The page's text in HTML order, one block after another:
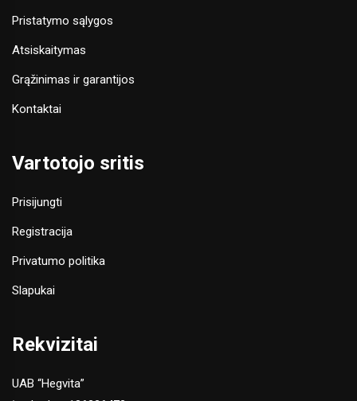
Pristatymo sąlygos
Atsiskaitymas
Grąžinimas ir garantijos
Kontaktai
Vartotojo sritis
Prisijungti
Registracija
Privatumo politika
Slapukai
Rekvizitai
UAB “Hegvita”